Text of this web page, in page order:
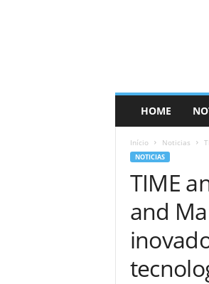
HOME
Início Noticias
NOTICIAS
TIME
and